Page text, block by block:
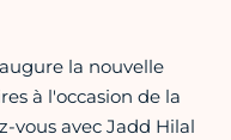
la nouvelle
à l'occasion de la
vous avec Jadd Hilal